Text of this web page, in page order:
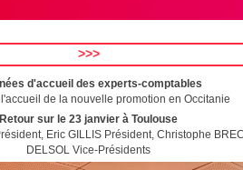
>>>
d'accueil des experts-comptables
de la nouvelle promotion en Occitanie
Retour sur le 23 janvier à Toulouse
Eric GILLIS Président, Christophe
DELSOL Vice-Présidents